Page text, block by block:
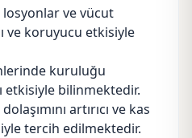
ve vücut
ve koruyucu etkisiyle
kuruluğu
etkisiyle bilinmektedir.
artırıcı ve kas
tercih edilmektedir.